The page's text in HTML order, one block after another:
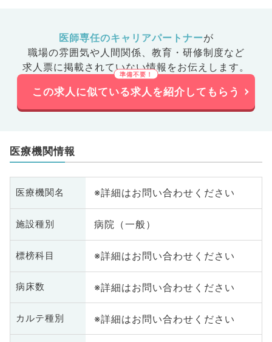
医師専任のキャリアパートナーが
職場の雰囲気や人間関係、 教育・研修制度など
求人票に掲載されていない情報をお伝えします。
この求人に似ている求人を紹介してもらう
医療機関情報
医療機関名 ※詳細はお問い合わせください
施設種別 病院（一般）
標榜科目 ※詳細はお問い合わせください
病床数 ※詳細はお問い合わせください
カルテ種別 ※詳細はお問い合わせください